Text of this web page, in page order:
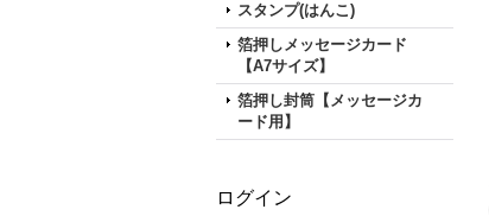
スタンプ(はんこ)
箔押しメッセージカード
【A7サイズ】
箔押し封筒【メッセージカ
ード用】
ログイン